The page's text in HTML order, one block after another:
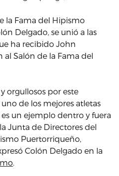
la Fama del Hipismo
Delgado, se unió a las
ha recibido John
al Salón de la Fama del
orgullosos por este
de los mejores atletas
un ejemplo dentro y fuera
Junta de Directores del
Puertorriqueño,
Colón Delgado en la
.